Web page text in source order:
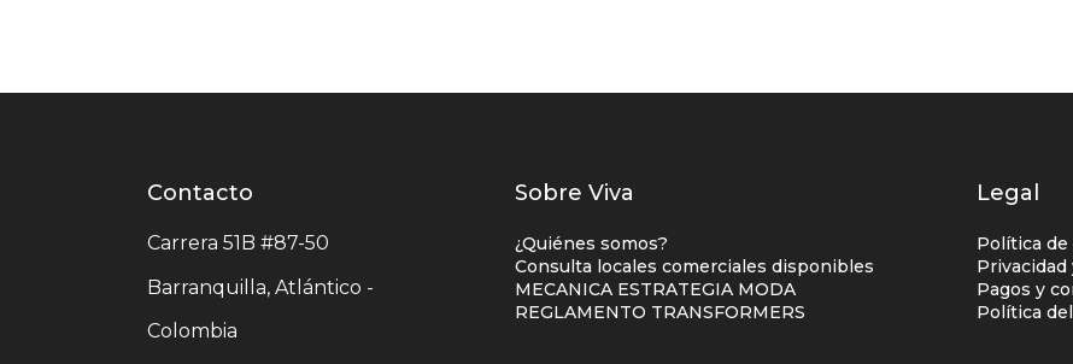
Contacto
centro
Contacto
Carrera 51B #87-50
Barranquilla, Atlántico -
Colombia
Listados
enlaces
centro
comercial
Sobre Viva
¿Quiénes somos?
Consulta locales comerciales disponibles
MECANICA ESTRATEGIA MODA
REGLAMENTO TRANSFORMERS
Legal
Política de
Pagos y
Política